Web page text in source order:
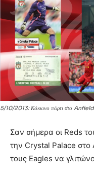
5/10/2013: Κόκκινο πάρτι στο Anfield
Σαν σήμερα οι Reds
την Crystal Palace
τους Eagles να